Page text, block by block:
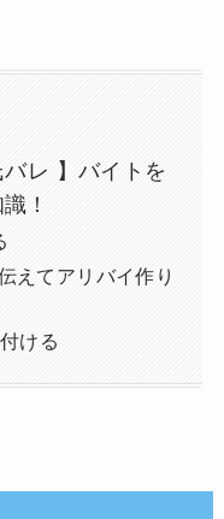
バレ 】バイトを
！
えてアリバイ作り
ける